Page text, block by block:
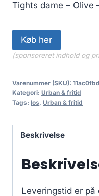
Tights dame – Olive
Køb her
(sponsoreret indhold og
Varenummer (SKU):
Kategori: Urban & fritid
Tags: los, Urban & fritid
Beskrivelse
Leveringstid er på